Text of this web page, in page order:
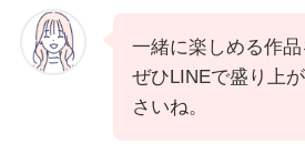
一緒に楽しめる作品
ぜひLINEで盛り上
さいね。